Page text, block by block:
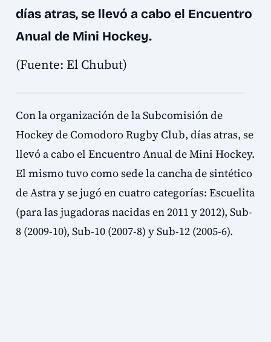
días atras, se llevó a cabo el Encuentro
Anual de Mini Hockey.
(Fuente: El Chubut)
Con la organización de la Subcomisión de
Hockey de Comodoro Rugby Club, días atras, se
llevó a cabo el Encuentro Anual de Mini Hockey.
El mismo tuvo como sede la cancha de sintético
de Astra y se jugó en cuatro categorías: Escuelita
(para las jugadoras nacidas en 2011 y 2012), Sub-
8 (2009-10), Sub-10 (2007-8) y Sub-12 (2005-6).